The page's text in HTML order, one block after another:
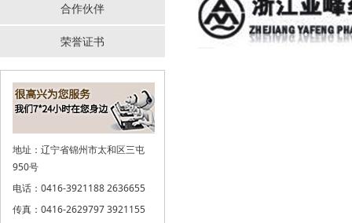
合作伙伴
荣誉证书
地址：辽宁省锦州市太和区三屯
950号
电话：0416-3921188 2636655
传真：0416-2629797 3921155